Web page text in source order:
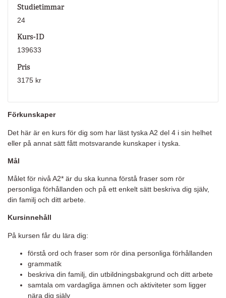
Förkunskaper
Det här är en kurs för dig som har läst tyska A2 del 4 i sin helhet
eller på annat sätt fått motsvarande kunskaper i tyska.
Mål
Målet för nivå A2* är du ska kunna förstå fraser som rör
personliga förhållanden och på ett enkelt sätt beskriva dig själv,
din familj och ditt arbete.
Kursinnehåll
På kursen får du lära dig:
förstå ord och fraser som rör dina personliga förhållanden
grammatik
beskriva din familj, din utbildningsbakgrund och ditt arbete
samtala om vardagliga ämnen och aktiviteter som ligger
nära dig själv
Studietimmar
24
Kurs-ID
139633
Pris
3175 kr